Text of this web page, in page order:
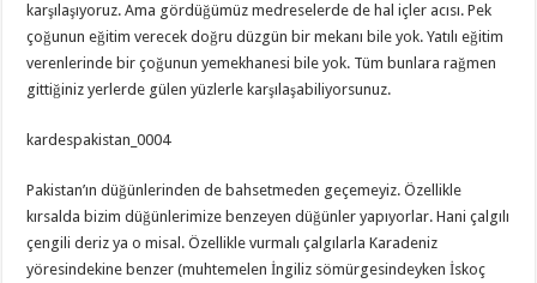
karşılaşıyoruz. Ama gördüğümüz medreselerde de hal içler acısı. Pek
çoğunun eğitim verecek doğru düzgün bir mekanı bile yok. Yatılı eğitim
verenlerinde bir çoğunun yemekhanesi bile yok. Tüm bunlara rağmen
gittiğiniz yerlerde gülen yüzlerle karşılaşabiliyorsunuz.
kardespakistan_0004
Pakistan’ın düğünlerinden de bahsetmeden geçemeyiz. Özellikle
kırsalda bizim düğünlerimize benzeyen düğünler yapıyorlar. Hani çalgılı
çengili deriz ya o misal. Özellikle vurmalı çalgılarla Karadeniz
yöresindekine benzer (muhtemelen İngiliz sömürgesindeyken İskoç